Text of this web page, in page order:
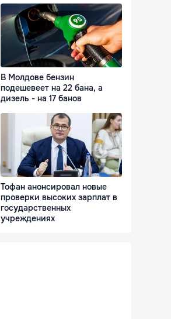
В Молдове бензин
подешевеет на 22 бана, а
дизель - на 17 банов
Тофан анонсировал новые
проверки высоких зарплат в
государственных
учреждениях